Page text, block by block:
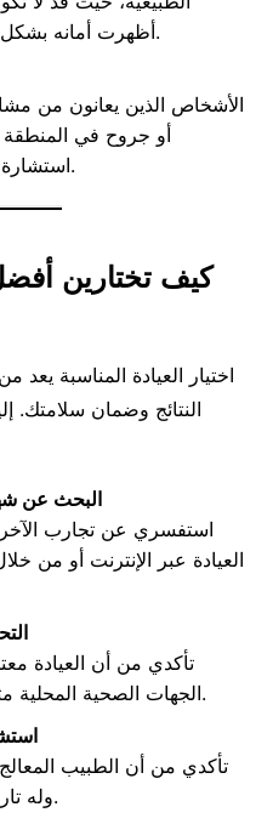
أظهرت أمانه بشكل كامل في هذه الفترات.
الأشخاص الذين يعانون من
أو جروح في
استشارة الطبيب قبل بدء العلاج.
كيف تختارين
اختيار العيادة المناسبة
النتائج وضمان سلامتك.
البحث عن
استفسري عن تجارب
العيادة عبر الإنترنت أو من
تأكدي من أن العيادة
الجهات الصحية المحلية مثل هيئة الصحة في دبي.
تأكدي من أن الطبيب المعالج
وله تاريخ ناجح في هذا المجال.